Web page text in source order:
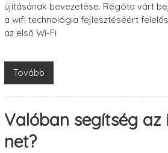
újításának bevezetése. Régóta várt
a wifi technológia fejlesztéséért
az első Wi-Fi
Tovább
Valóban segítség az
net?